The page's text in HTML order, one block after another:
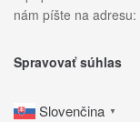
nám píšte na adresu:
Spravovať súhlas
Slovenčina ▼